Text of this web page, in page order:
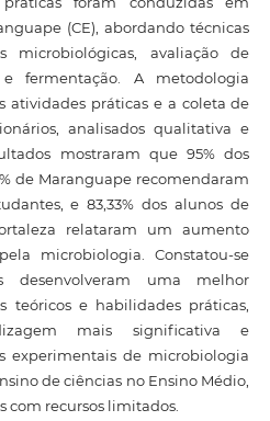
(CE), abordando técnicas
microbiológicas, avaliação de
fermentação. A metodologia
atividades práticas e a coleta de
analisados qualitativa e
mostraram que 95% dos
de Maranguape recomendaram
e 83,33% dos alunos de
relataram um aumento
microbiologia. Constatou-se
uma melhor
teóricos e habilidades práticas,
mais significativa e
experimentais de microbiologia
de ciências no Ensino Médio,
com recursos limitados.